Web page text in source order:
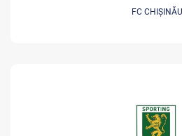
FC CHIȘINĂU